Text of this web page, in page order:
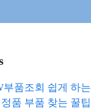
부품조회 쉽게 하는
품 부품 찾는 꿀팁